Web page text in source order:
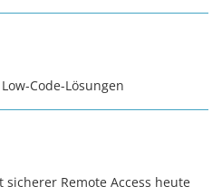
Code-Lösungen
sicherer Remote Access heute